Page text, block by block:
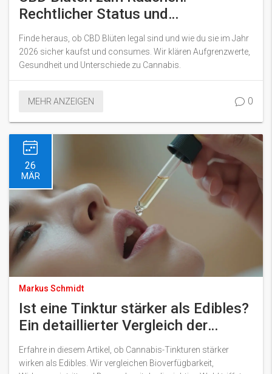
Rechtlicher Status und
Kaufmöglichkeiten 2026
Finde heraus, ob CBD Blüten legal sind und wie du sie im Jahr
2026 sicher kaufst und consumes. Wir klären Aufgrenzwerte,
Gesundheit und Unterschiede zu Cannabis.
MEHR ANZEIGEN 0
26
MÄR
Markus Schmidt
Ist eine Tinktur stärker als Edibles?
Ein detaillierter Vergleich der
Wirkung
Erfahre in diesem Artikel, ob Cannabis-Tinkturen stärker
wirken als Edibles. Wir vergleichen Bioverfügbarkeit,